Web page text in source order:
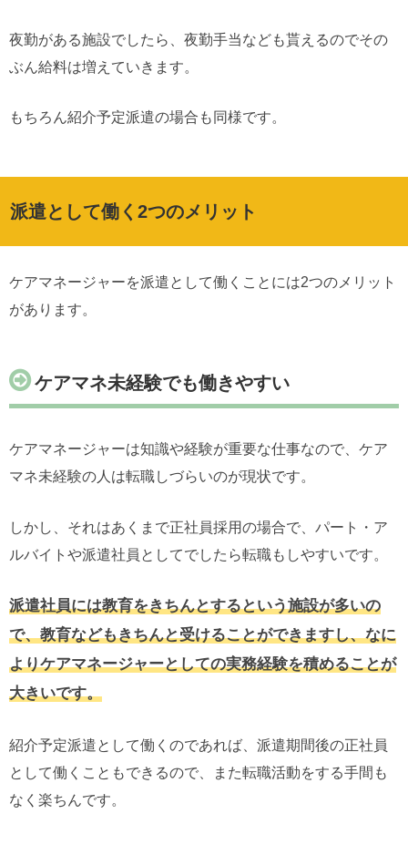
夜勤がある施設でしたら、夜勤手当なども貰えるのでその
ぶん給料は増えていきます。
もちろん紹介予定派遣の場合も同様です。
派遣として働く2つのメリット
ケアマネージャーを派遣として働くことには2つのメリット
があります。
ケアマネ未経験でも働きやすい
ケアマネージャーは知識や経験が重要な仕事なので、ケア
マネ未経験の人は転職しづらいのが現状です。
しかし、それはあくまで正社員採用の場合で、パート・ア
ルバイトや派遣社員としてでしたら転職もしやすいです。
派遣社員には教育をきちんとするという施設が多いの
で、教育などもきちんと受けることができますし、なに
よりケアマネージャーとしての実務経験を積めることが
大きいです。
紹介予定派遣として働くのであれば、派遣期間後の正社員
として働くこともできるので、また転職活動をする手間も
なく楽ちんです。